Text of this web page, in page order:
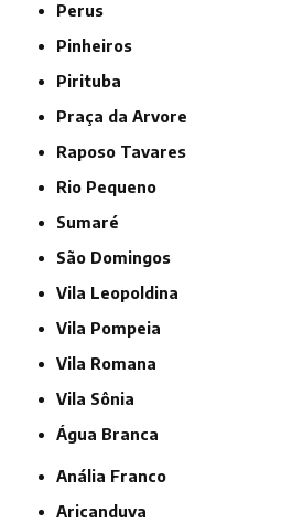
Perus
Pinheiros
Pirituba
Praça da Arvore
Raposo Tavares
Rio Pequeno
Sumaré
São Domingos
Vila Leopoldina
Vila Pompeia
Vila Romana
Vila Sônia
Água Branca
Anália Franco
Aricanduva